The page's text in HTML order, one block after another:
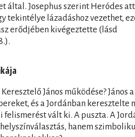
által. Josephus szerint Heródes
tekintélye lázadáshoz vezethet,
erődjében kivégeztette (lásd
János működése? János a
és a Jordánban keresztelte
felismerést vált ki. A puszta. A
hanem